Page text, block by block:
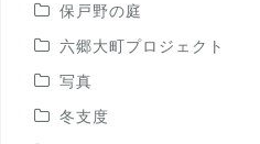
保戸野の庭
六郷大町プロジェクト
写真
冬支度